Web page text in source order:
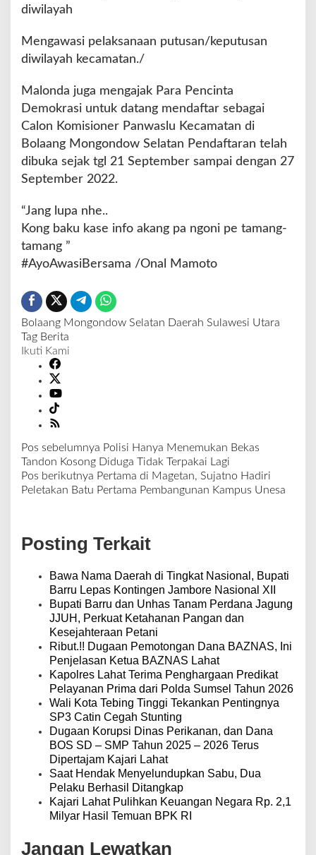
diwilayah
Mengawasi pelaksanaan putusan/keputusan
diwilayah kecamatan./
Malonda juga mengajak Para Pencinta
Demokrasi untuk datang mendaftar sebagai
Calon Komisioner Panwaslu Kecamatan di
Bolaang Mongondow Selatan Pendaftaran telah
dibuka sejak tgl 21 September sampai dengan 27
September 2022.
“Jang lupa nhe..
Kong baku kase info akang pa ngoni pe tamang-
tamang ”
#AyoAwasiBersama /Onal Mamoto
Bolaang Mongondow Selatan Daerah Sulawesi Utara
Tag Berita
Ikuti Kami
N
a
v
a
s
Pos sebelumnya Polisi Hanya Menemukan Bekas
Tandon Kosong Diduga Tidak Terpakai Lagi
Pos berikutnya Pertama di Magetan, Sujatno Hadiri
Peletakan Batu Pertama Pembangunan Kampus Unesa
Posting Terkait
Bawa Nama Daerah di Tingkat Nasional, Bupati
Barru Lepas Kontingen Jambore Nasional XII
Bupati Barru dan Unhas Tanam Perdana Jagung
JJUH, Perkuat Ketahanan Pangan dan
Kesejahteraan Petani
Ribut.!! Dugaan Pemotongan Dana BAZNAS, Ini
Penjelasan Ketua BAZNAS Lahat
Kapolres Lahat Terima Penghargaan Predikat
Pelayanan Prima dari Polda Sumsel Tahun 2026
Wali Kota Tebing Tinggi Tekankan Pentingnya
SP3 Catin Cegah Stunting
Dugaan Korupsi Dinas Perikanan, dan Dana
BOS SD – SMP Tahun 2025 – 2026 Terus
Dipertajam Kajari Lahat
Saat Hendak Menyelundupkan Sabu, Dua
Pelaku Berhasil Ditangkap
Kajari Lahat Pulihkan Keuangan Negara Rp. 2,1
Milyar Hasil Temuan BPK RI
Jangan Lewatkan